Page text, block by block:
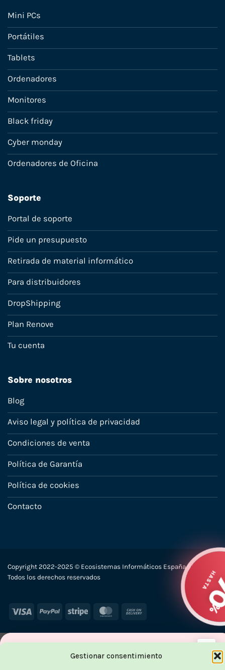
Gestionar consentimiento
Mini PCs
Portátiles
Tablets
Ordenadores
Monitores
Black friday
Cyber monday
Ordenadores de Oficina
Soporte
Portal de soporte
Pide un presupuesto
Retirada de material informático
Para distribuidores
DropShipping
Plan Renove
Tu cuenta
Sobre nosotros
Blog
Aviso legal y política de privacidad
Condiciones de venta
Política de Garantía
Política de cookies
Contacto
Copyright 2022-2025 © Ecosistemas Informáticos España SL –
Todos los derechos reservados
Visa PayPal Stripe MasterCard